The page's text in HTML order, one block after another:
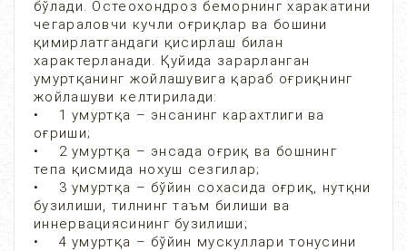
бўлади. Остеохондроз беморнинг харакатини
чегараловчи кучли оғриқлар ва бошини
қимирлатгандаги қисирлаш билан
характерланади. Қуйида зарарланган
умуртқанинг жойлашувига қараб оғриқнинг
жойлашуви келтирилади:
• 1 умуртқа – энсанинг карахтлиги ва
оғриши;
• 2 умуртқа – энсада оғриқ ва бошнинг
тепа қисмида нохуш сезгилар;
• 3 умуртқа – бўйин сохасида оғриқ, нутқни
бузилиши, тилнинг таъм билиши ва
иннервациясининг бузилиши;
• 4 умуртқа – бўйин мускуллари тонусини